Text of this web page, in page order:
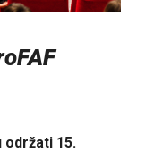
održati 15.